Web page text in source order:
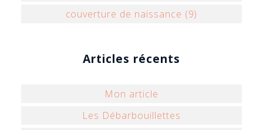
couverture de naissance (9)
Articles récents
Mon article
Les Débarbouillettes